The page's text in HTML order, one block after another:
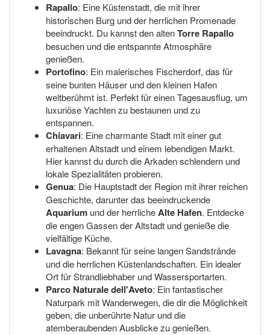
Rapallo: Eine Küstenstadt, die mit ihrer
historischen Burg und der herrlichen Promenade
beeindruckt. Du kannst den altenTorre Rapallo
besuchen und die entspannte Atmosphäre
genießen.
Portofino: Ein malerisches Fischerdorf, das für
seine bunten Häuser und den kleinen Hafen
weltberühmt ist. Perfekt für einen Tagesausflug, um
luxuriöse Yachten zu bestaunen und zu
entspannen.
Chiavari: Eine charmante Stadt mit einer gut
erhaltenen Altstadt und einem lebendigen Markt.
Hier kannst du durch die Arkaden schlendern und
lokale Spezialitäten probieren.
Genua: Die Hauptstadt der Region mit ihrer reichen
Geschichte, darunter das beeindruckende
Aquarium und der herrlicheAlte Hafen. Entdecke
die engen Gassen der Altstadt und genieße die
vielfältige Küche.
Lavagna: Bekannt für seine langen Sandstrände
und die herrlichen Küstenlandschaften. Ein idealer
Ort für Strandliebhaber und Wassersportarten.
Parco Naturale dell'Aveto: Ein fantastischer
Naturpark mit Wanderwegen, die dir die Möglichkeit
geben, die unberührte Natur und die
atemberaubenden Ausblicke zu genießen.